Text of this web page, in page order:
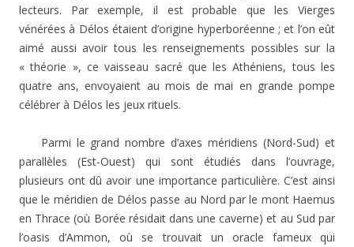
lecteurs. Par exemple, il est probable que les Vierges
vénérées à Délos étaient d’origine hyperboréenne ; et l’on eût
aimé aussi avoir tous les renseignements possibles sur la
« théorie », ce vaisseau sacré que les Athéniens, tous les
quatre ans, envoyaient au mois de mai en grande pompe
célébrer à Délos les jeux rituels.
Parmi le grand nombre d’axes méridiens (Nord-Sud) et
parallèles (Est-Ouest) qui sont étudiés dans l’ouvrage,
plusieurs ont dû avoir une importance particulière. C’est ainsi
que le méridien de Délos passe au Nord par le mont Haemus
en Thrace (où Borée résidait dans une caverne) et au Sud par
l’oasis d’Ammon, où se trouvait un oracle fameux qui